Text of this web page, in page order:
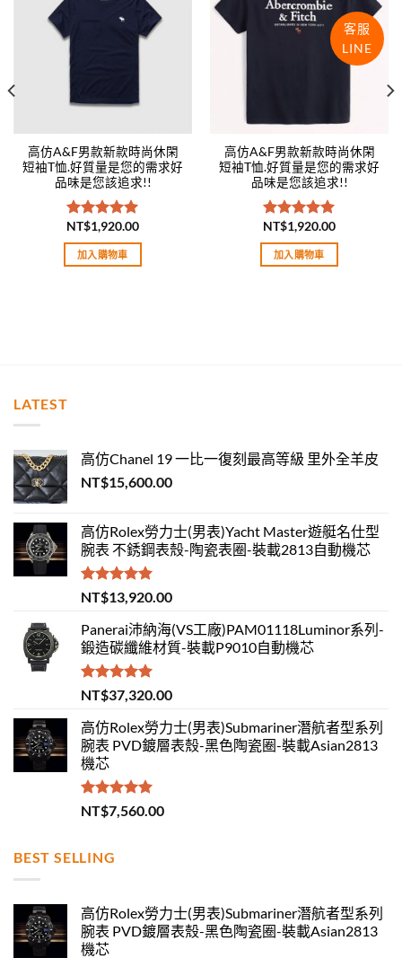
wishlist
高仿A&F男款新款時尚休閑
短袖T恤.好質量是您的需求好
品味是您該追求!!
評分5.00
滿分 5
NT$1,920.00
加入購物車
wishlist
高仿A&F男款新款時尚休閑
短袖T恤.好質量是您的需求好
品味是您該追求!!
評分5.00
滿分 5
NT$1,920.00
加入購物車
LATEST
高仿Chanel 19 一比一復刻最高等級 里外全羊皮
NT$15,600.00
高仿Rolex勞力士(男表)Yacht Master遊艇名仕型
腕表 不銹鋼表殼-陶瓷表圈-裝載2813自動機芯
評分5.00
滿分 5
NT$13,920.00
Panerai沛納海(VS工廠)PAM01118Luminor系列-
鍛造碳纖維材質-裝載P9010自動機芯
評分5.00
滿分 5
NT$37,320.00
高仿Rolex勞力士(男表)Submariner潛航者型系列
腕表 PVD鍍層表殼-黑色陶瓷圈-裝載Asian2813
機芯
評分 5.00
滿分 5
NT$7,560.00
BEST SELLING
高仿Rolex勞力士(男表)Submariner潛航者型系列
腕表 PVD鍍層表殼-黑色陶瓷圈-裝載Asian2813
機芯
客服
LINE